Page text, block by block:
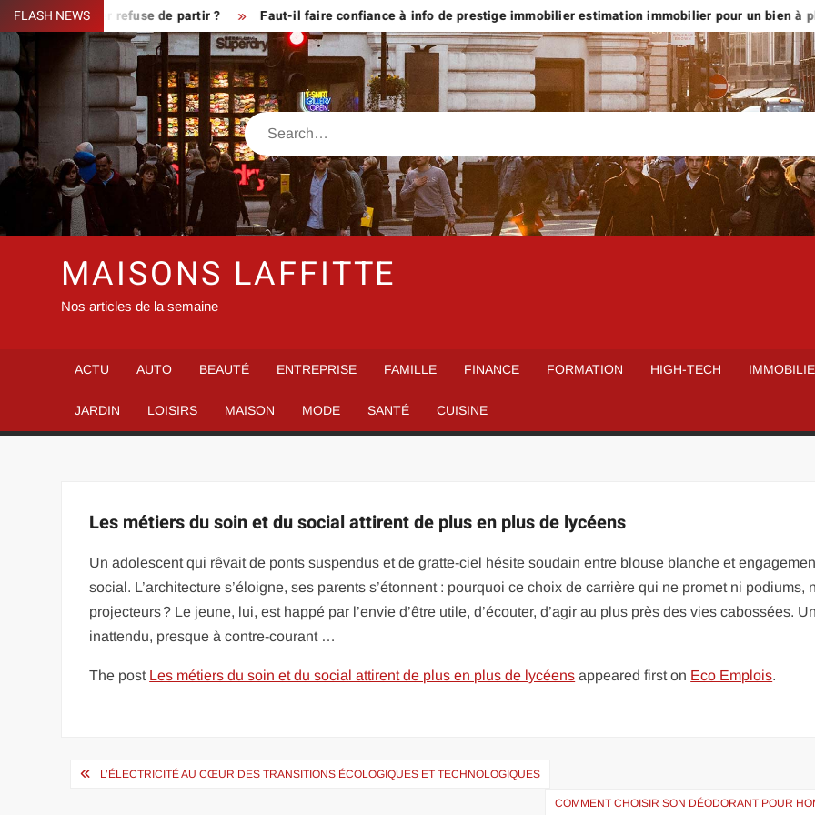
Skip
to
content
FLASH NEWS
le fermier refuse de partir ? Faut-il faire confiance à info de prestige immobilier estimation immobilier pour un bien à plus
Search
MAISONS LAFFITTE
Nos articles de la semaine
ACTU AUTO BEAUTÉ ENTREPRISE FAMILLE FINANCE FORMATION HIGH-TECH
JARDIN LOISIRS MAISON MODE SANTÉ CUISINE
Les métiers du soin et du social attirent de plus en plus de lycéens
Un adolescent qui rêvait de ponts suspendus et de gratte-ciel hésite soudain entre blouse blanche et
social. L’architecture s’éloigne, ses parents s’étonnent : pourquoi ce choix de carrière qui ne promet ni podiums,
projecteurs ? Le jeune, lui, est happé par l’envie d’être utile, d’écouter, d’agir au plus près des vies cabossées.
inattendu, presque à contre-courant …
The post Les métiers du soin et du social attirent de plus en plus de lycéens appeared first on Eco Emplois.
Navigation
L’ÉLECTRICITÉ AU CŒUR DES TRANSITIONS ÉCOLOGIQUES ET TECHNOLOGIQUES
COMMENT CHOISIR SON DÉODORANT POUR